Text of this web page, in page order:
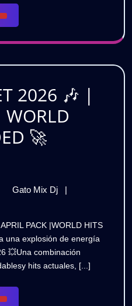
VOL.5
|
PURO
BAILE
Y
SABOR
GRATIS
GRATIS
DESCARGAR
PACK
2026 🎶 |
🚀
Gato Mix Dj
REMIX
🎶
|
APRIL
PACK
|
una explosión de energía
💥Una combinación
hits actuales, [...]
DESCARGAR